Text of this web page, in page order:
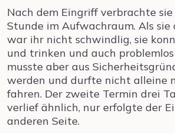
Nach dem Eingriff verbrachte
Stunde im Aufwachraum. Als sie
war ihr nicht schwindlig, sie
und trinken und auch problemlos
musste aber aus
werden und durfte nicht alleine
fahren. Der zweite Termin drei
verlief ähnlich, nur erfolgte der
anderen Seite.